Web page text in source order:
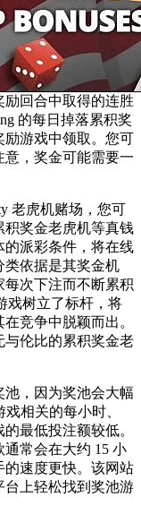
励回合中取得的连胜
的每日掉落累积奖
励游戏中领取。您可
意，奖金可能需要一
老虎机赌场，您可
积奖金老虎机等真钱
的派彩条件，将在线
类依据是其奖金机
次下注而不断累积
戏树立了标杆，将
竞争中脱颖而出。
与伦比的累积奖金老
，因为奖池会大幅
相关的每小时、
最低投注额较低。
常会在大约 15 小
速度更快。该网站
台上轻松找到奖池游